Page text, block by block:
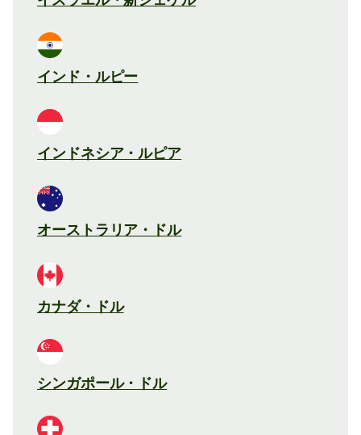
インド・ルピー
インドネシア・ルピア
オーストラリア・ドル
カナダ・ドル
シンガポール・ドル